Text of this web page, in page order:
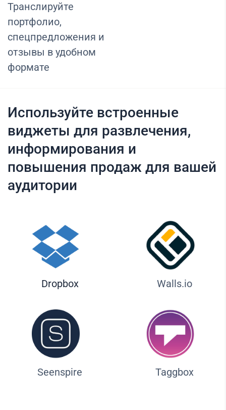
Транслируйте
портфолио,
спецпредложения и
отзывы в удобном
формате
Используйте встроенные
виджеты для развлечения,
информирования и
повышения продаж для вашей
аудитории
Dropbox Walls.io
Seenspire Taggbox